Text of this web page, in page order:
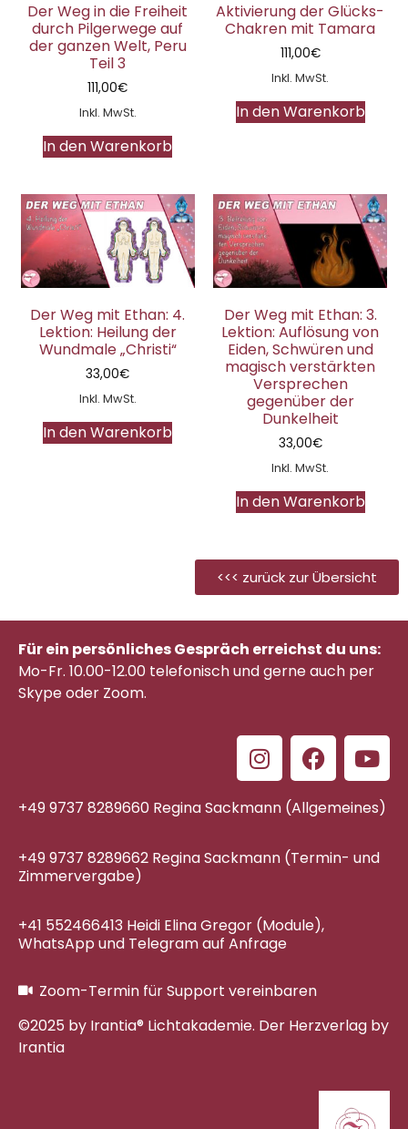
Der Weg in die Freiheit
durch Pilgerwege auf
der ganzen Welt, Peru
Teil 3
111,00€
Inkl. MwSt.
In den Warenkorb
Aktivierung der Glücks-
Chakren mit Tamara
111,00€
Inkl. MwSt.
In den Warenkorb
Der Weg mit Ethan: 4.
Lektion: Heilung der
Wundmale „Christi“
33,00€
Inkl. MwSt.
In den Warenkorb
Der Weg mit Ethan: 3.
Lektion: Auflösung von
Eiden, Schwüren und
magisch verstärkten
Versprechen
gegenüber der
Dunkelheit
33,00€
Inkl. MwSt.
In den Warenkorb
<<< zurück zur Übersicht
Für ein persönliches Gespräch erreichst du uns:
Mo-Fr. 10.00-12.00 telefonischund gerne auch per
Skype oder Zoom.
+49 9737 8289660 Regina Sackmann (Allgemeines)
+49 9737 8289662 Regina Sackmann (Termin- und
Zimmervergabe)
+41 552466413 Heidi Elina Gregor (Module),
WhatsApp und Telegram auf Anfrage
Zoom-Termin für Support vereinbaren
©2025 by Irantia® Lichtakademie. Der Herzverlag by
Irantia